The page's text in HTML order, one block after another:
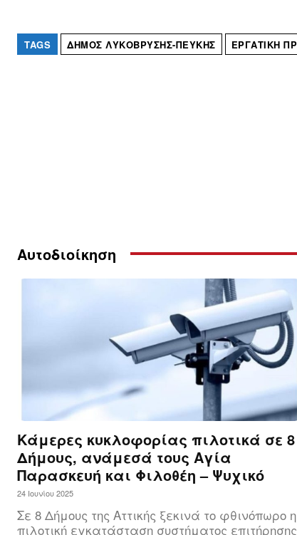
TAGS ΔΉΜΟΣ ΛΥΚΌΒΡΥΣΗΣ-ΠΕΎΚΗΣ ΕΡΓΑΤΙΚΉ
Αυτοδιοίκηση
Κάμερες κυκλοφορίας πιλοτικά σε 8
Δήμους, ανάμεσά τους Αγία
Παρασκευή και Φιλοθέη – Ψυχικό
24 Ιουνίου 2025
Σε 8 Δήμους της Αττικής ξεκινά το φθινόπωρο η
πιλοτική εγκατάσταση συστήματος επιτήρησης